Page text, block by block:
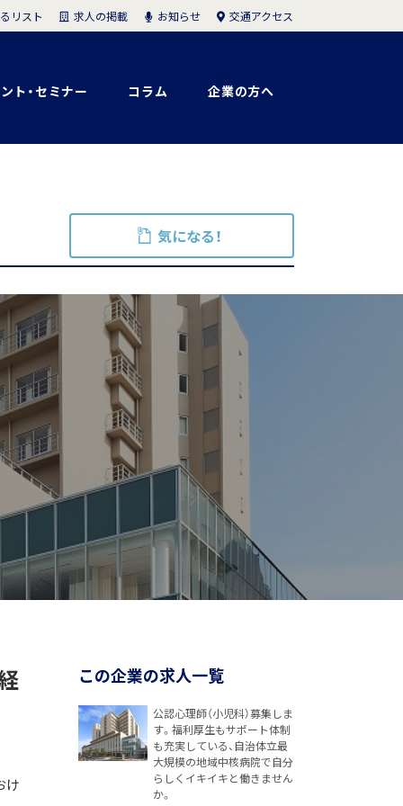
ト・セミナー コラム 企業の方へ
リスト 求人の掲載 お知らせ 交通アクセス
気になる！
け
この企業の求人一覧
公認心理師（小児科）募集しま
す。福利厚生もサポート体制
も充実している、自治体立最
大規模の地域中核病院で自分
らしくイキイキと働きません
か。